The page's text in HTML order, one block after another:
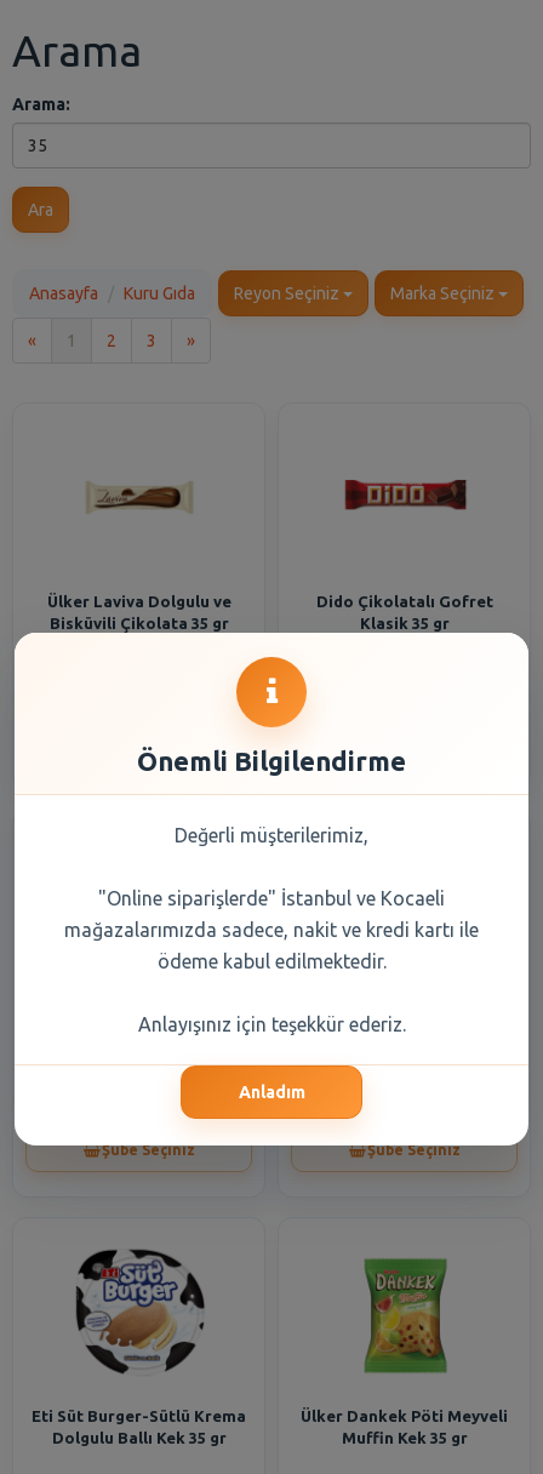
Arama
Arama:
Ara
Anasayfa Kuru Gıda Reyon Seçiniz Marka Seçiniz
« 1 2 3 »Son
Ülker Laviva Dolgulu ve
Bisküvili Çikolata 35 gr
Dido Çikolatalı Gofret
Klasik 35 gr
Şube Seçiniz
Tarçınlı Kek 35 gr
Şube Seçiniz
Eti Süt Burger-Sütlü Krema
Dolgulu Ballı Kek 35 gr
Ülker Dankek Pöti Meyveli
Muffin Kek 35 gr
Önemli Bilgilendirme
Değerli müşterilerimiz,
"Online siparişlerde" İstanbul ve Kocaeli
mağazalarımızda sadece, nakit ve kredi kartı ile
ödeme kabul edilmektedir.
Anlayışınız için teşekkür ederiz.
Anladım